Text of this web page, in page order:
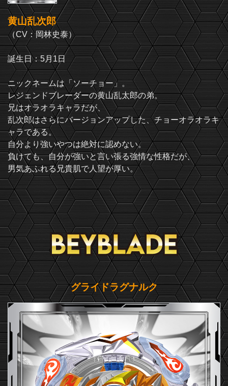
黄山乱次郎
（CV：岡林史泰）
誕生日：5月1日
ニックネームは「ソーチョー」。
レジェンドブレーダーの黄山乱太郎の弟。
兄はオラオラキャラだが、
乱次郎はさらにバージョンアップした、チョーオラオラキ
ャラである。
自分より強いやつは絶対に認めない。
負けても、自分が強いと言い張る強情な性格だが、
男気あふれる兄貴肌で人望が厚い。
グライドラグナルク